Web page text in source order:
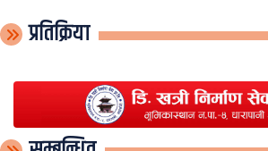
प्रतिक्रिया